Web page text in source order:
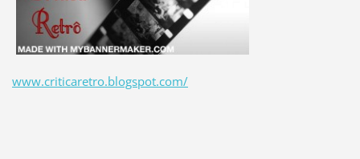
www.criticaretro.blogspot.com/